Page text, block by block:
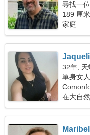
尋找一
189 厘
家庭
32年, 天
單身女
在大自
Maribel